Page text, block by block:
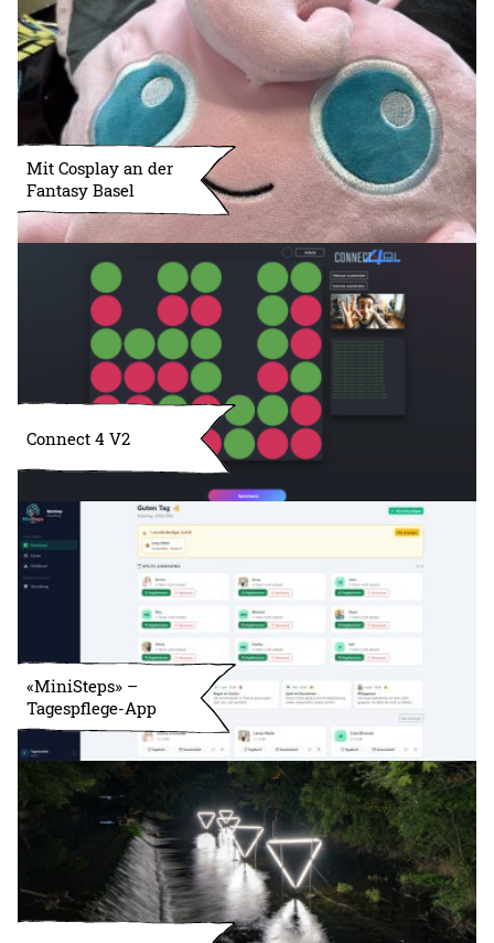
Mit Cosplay an der
Fantasy Basel
Connect 4 V2
«MiniSteps» –
Tagespflege-App